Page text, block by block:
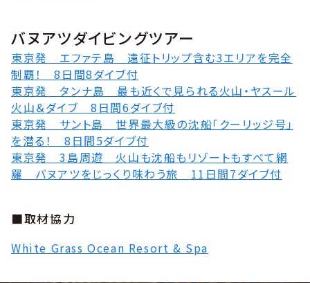
バヌアツダイビングツアー
東京発 エファテ島 遠征トリップ含む3エリアを完全
制覇！ 8日間8ダイブ付
東京発 タンナ島 最も近くで見られる火山・ヤスール
火山＆ダイブ 8日間6ダイブ付
東京発 サント島 世界最大級の沈船「クーリッジ号」
を潜る！ 8日間5ダイブ付
東京発 3島周遊 火山も沈船もリゾートもすべて網
羅 バヌアツをじっくり味わう旅 11日間7ダイブ付
■取材協力
White Grass Ocean Resort & Spa